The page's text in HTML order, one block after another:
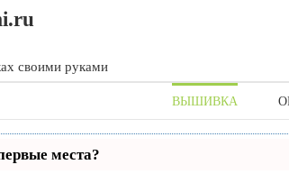
своими руками
ВЫШИВКА
места?